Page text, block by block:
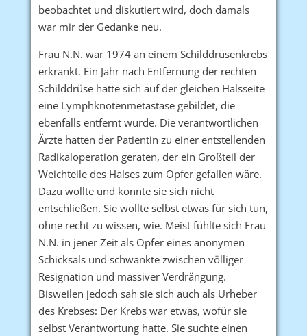
beobachtet und diskutiert wird, doch damals
war mir der Gedanke neu.
Frau N.N. war 1974 an einem Schilddrüsenkrebs
erkrankt. Ein Jahr nach Entfernung der rechten
Schilddrüse hatte sich auf der gleichen Halsseite
eine Lymphknotenmetastase gebildet, die
ebenfalls entfernt wurde. Die verantwortlichen
Ärzte hatten der Patientin zu einer entstellenden
Radikaloperation geraten, der ein Großteil der
Weichteile des Halses zum Opfer gefallen wäre.
Dazu wollte und konnte sie sich nicht
entschließen. Sie wollte selbst etwas für sich tun,
ohne recht zu wissen, wie. Meist fühlte sich Frau
N.N. in jener Zeit als Opfer eines anonymen
Schicksals und schwankte zwischen völliger
Resignation und massiver Verdrängung.
Bisweilen jedoch sah sie sich auch als Urheber
des Krebses: Der Krebs war etwas, wofür sie
selbst Verantwortung hatte. Sie suchte einen